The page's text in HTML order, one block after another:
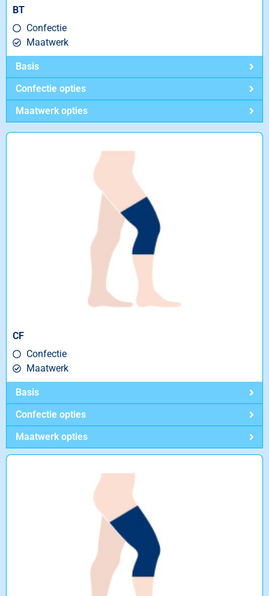
BT
Confectie
Maatwerk
Basis
Confectie opties
Maatwerk opties
CF
Confectie
Maatwerk
Basis
Confectie opties
Maatwerk opties